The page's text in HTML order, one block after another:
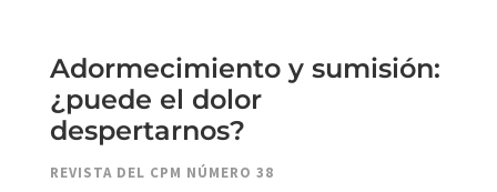
Adormecimiento y sumisión:
¿puede el dolor
despertarnos?
REVISTA DEL CPM NÚMERO 38